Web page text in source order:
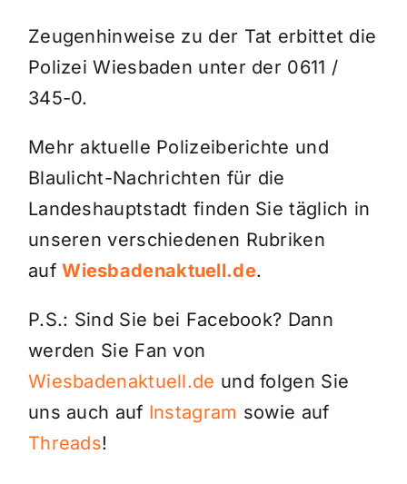
Zeugenhinweise zu der Tat erbittet die
Polizei Wiesbaden unter der 0611 /
345-0.
Mehr aktuelle Polizeiberichte und
Blaulicht-Nachrichten für die
Landeshauptstadt finden Sie täglich in
unseren verschiedenen Rubriken
auf Wiesbadenaktuell.de.
P.S.: Sind Sie bei Facebook? Dann
werden Sie Fan von
Wiesbadenaktuell.de und folgen Sie
uns auch auf Instagram sowie auf
Threads!